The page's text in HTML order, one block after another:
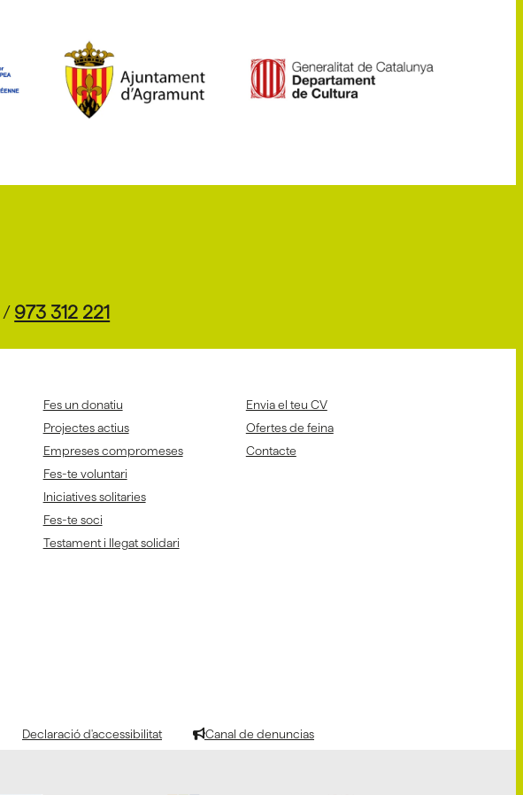
/ 973 312 221
Fes un donatiu
Projectes actius
Empreses compromeses
Fes-te voluntari
Iniciatives solitaries
Fes-te soci
Testament i llegat solidari
Envia el teu CV
Ofertes de feina
Contacte
Declaració d'accessibilitat Canal de denuncias